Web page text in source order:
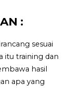
:
sesuai
itu training dan
hasil
apa yang